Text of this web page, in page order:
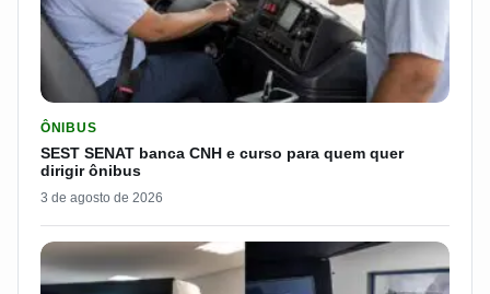
ÔNIBUS
SEST SENAT banca CNH e curso para quem quer
dirigir ônibus
3 de agosto de 2026